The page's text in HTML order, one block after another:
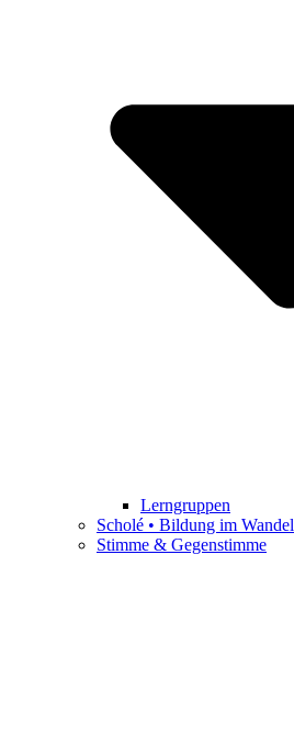
Lerngruppen
Scholé • Bildung im Wandel
Stimme & Gegenstimme